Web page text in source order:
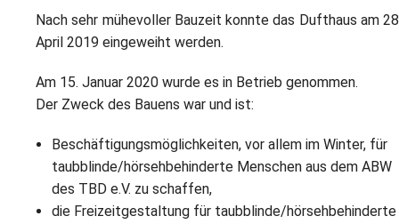
Dabeisein
Kontakt
Nach sehr mühevoller Bauzeit konnte das Dufthaus am
April 2019 eingeweiht werden.
Am 15. Januar 2020 wurde es in Betrieb genommen.
Der Zweck des Bauens war und ist:
Beschäftigungsmöglichkeiten, vor allem im Winter, für
taubblinde/hörsehbehinderte Menschen aus dem ABW
des TBD e.V. zu schaffen,
die Freizeitgestaltung für taubblinde/hörsehbehinderte